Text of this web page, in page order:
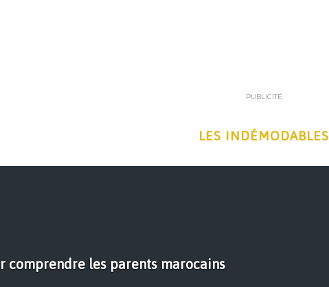
PUBLICITÉ
LES INDÉMODABLES
comprendre les parents marocains